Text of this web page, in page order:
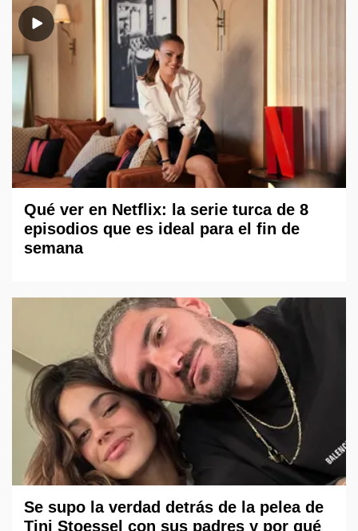
Qué ver en Netflix: la serie turca de 8
episodios que es ideal para el fin de
semana
Se supo la verdad detrás de la pelea de
Tini Stoessel con sus padres y por qué